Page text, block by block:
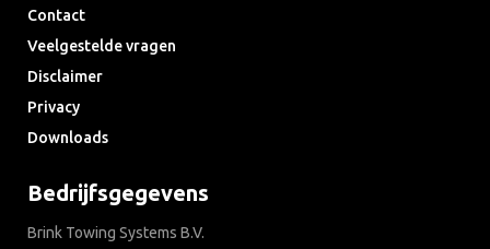
Contact
Veelgestelde vragen
Disclaimer
Privacy
Downloads
Bedrijfsgegevens
Brink Towing Systems B.V.